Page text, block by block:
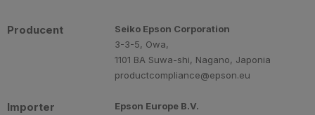
Producent
Seiko Epson Corporation
3-3-5, Owa,
1101 BA Suwa-shi, Nagano, Japonia
productcompliance@epson.eu
Importer
Epson Europe B.V.